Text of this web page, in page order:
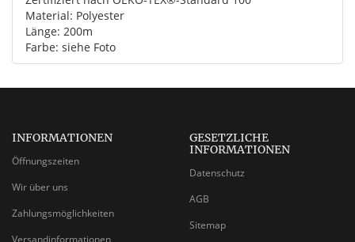
Material: Polyester
Länge: 200m
Farbe: siehe Foto
INFORMATIONEN
Öffnungszeiten
Wir über uns
Zahlungsmöglichkeiten
GESETZLICHE
INFORMATIONEN
Datenschutz
AGB
Sitemap